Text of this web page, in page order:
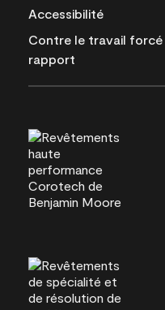
Accessibilité
Contre le travail
rapport